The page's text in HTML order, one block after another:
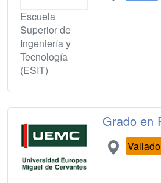
Escuela
Superior de
Ingeniería y
Tecnología
(ESIT)
Grado en